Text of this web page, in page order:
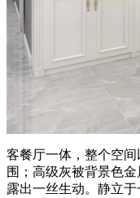
客餐厅一体，整个空
围；高级灰被背景色
露出一丝生动。静立